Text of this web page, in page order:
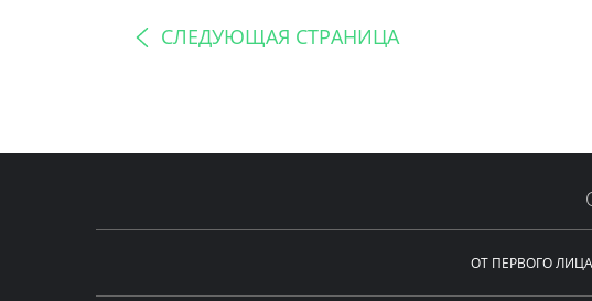
СЛЕДУЮЩАЯ СТРАНИЦА
ОТ ПЕРВОГО ЛИЦА